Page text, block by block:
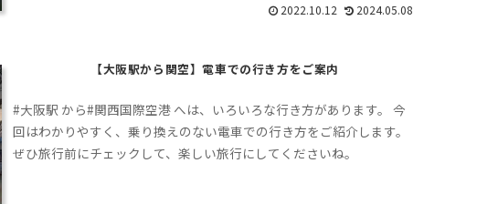
2022.10.12 2024.05.08
【大阪駅から関空】電車での行き方をご案内
#大阪駅 から#関西国際空港 へは、いろいろな行き方があります。 今
回はわかりやすく、乗り換えのない電車での行き方をご紹介します。
ぜひ旅行前にチェックして、楽しい旅行にしてくださいね。